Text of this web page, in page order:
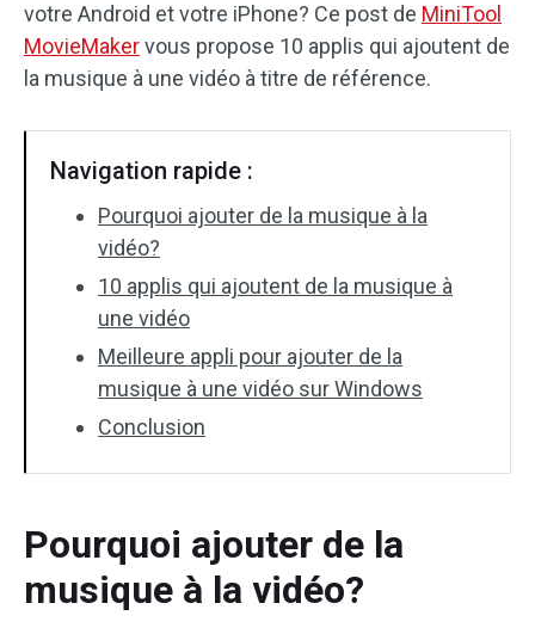
Vidéo couleur
Rotation/retournement
votre Android et votre iPhone? Ce post de MiniTool
MovieMakervous propose 10 applis qui ajoutent de
la musique à une vidéo à titre de référence.
Navigation rapide :
Pourquoi ajouter de la musique à la
vidéo?
10 applis qui ajoutent de la musique à
une vidéo
Meilleure appli pour ajouter de la
musique à une vidéo sur Windows
Conclusion
Pourquoi ajouter de la
musique à la vidéo?